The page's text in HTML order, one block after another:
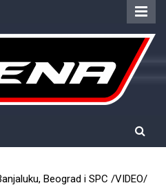
Beograd i SPC /VIDEO/